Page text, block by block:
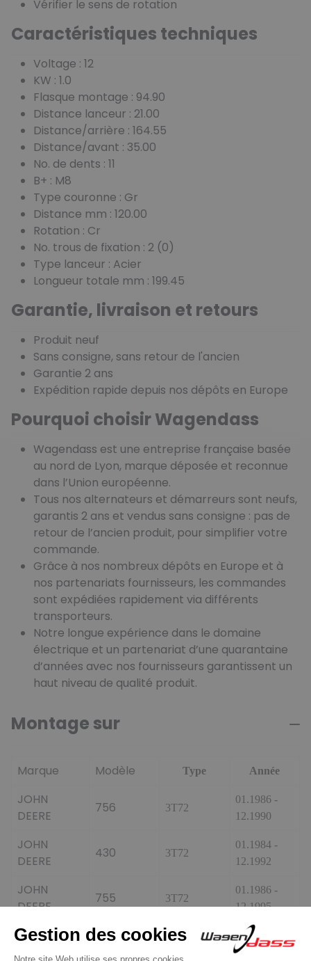
Vérifier le sens de rotation
Caractéristiques techniques
Voltage : 12
KW : 1.0
Flasque montage : 94.90
Distance lanceur : 21.00
Distance/arrière : 164.55
Distance/avant : 35.00
No. de dents : 11
B+ : M8
Type couronne : Gr
Distance mm : 120.00
Rotation : Cr
No. trous de fixation : 2 (0)
Type lanceur : Acier
Longueur totale mm : 199.45
Garantie, livraison et retours
Produit neuf
Sans consigne, sans retour de l'ancien
Garantie 2 ans
Expédition rapide depuis nos dépôts en Europe
Pourquoi choisir Wagendass
Wagendass est une entreprise française basée
au nord de Lyon, marque déposée et reconnue
dans l’Union européenne.
Tous nos alternateurs et démarreurs sont neufs,
garantis 2 ans et vendus sans consigne : pas de
retour de l’ancien produit, pour simplifier votre
commande.
Grâce à nos nombreux dépôts en Europe et à
nos partenariats fournisseurs, les commandes
sont expédiées rapidement via différents
transporteurs.
Notre longue expérience dans le domaine
électrique et un partenariat d’une quarantaine
d’années avec nos fournisseurs garantissent un
haut niveau de qualité produit.
Montage sur
Marque Modèle Type Année
JOHN
DEERE
756 3T72
01.1986 -
12.1990
JOHN
DEERE
430 3T72
01.1984 -
12.1992
JOHN
DEERE
755 3T72
01.1986 -
12.1995
JOHN
DEERE
455 3T72
01.1993 -
12.2003